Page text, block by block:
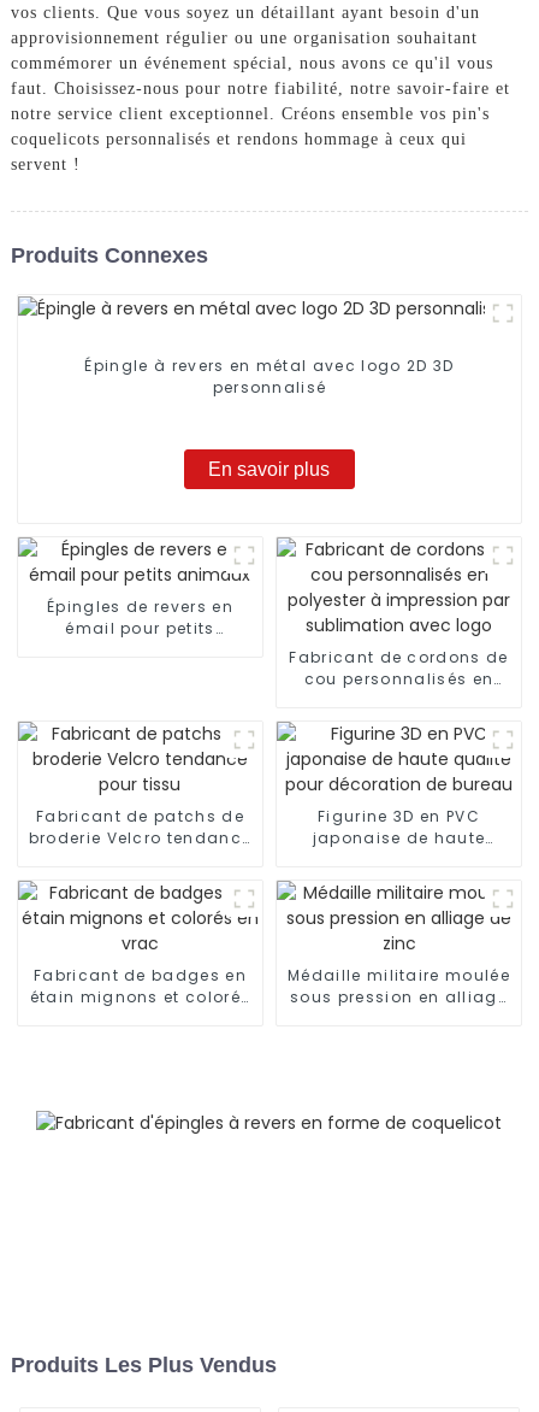
vos clients. Que vous soyez un détaillant ayant besoin d'un
approvisionnement régulier ou une organisation souhaitant
commémorer un événement spécial, nous avons ce qu'il vous
faut. Choisissez-nous pour notre fiabilité, notre savoir-faire et
notre service client exceptionnel. Créons ensemble vos pin's
coquelicots personnalisés et rendons hommage à ceux qui
servent !
Produits Connexes
Épingle à revers en métal avec logo 2D 3D
personnalisé
En savoir plus
Épingles de revers en
émail pour petits
Fabricant de cordons de
cou personnalisés en
par sublimation avec
logo
Fabricant de patchs de
broderie Velcro tendance
Figurine 3D en PVC
japonaise de haute
de bureau
Fabricant de badges en
étain mignons et colorés
Médaille militaire moulée
sous pression en alliage
Produits Les Plus Vendus